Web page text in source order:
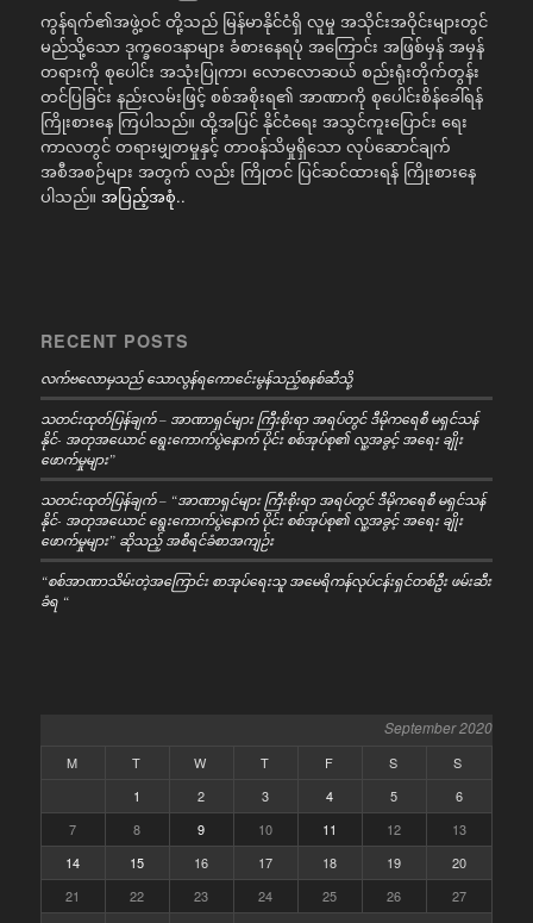
ကွန်ရက်၏အဖွဲ့ဝင် တို့သည် မြန်မာနိုင်ငံရှိ လူမှု အသိုင်းအဝိုင်းများတွင်
မည်သို့သော ဒုက္ခဝေဒနာများ ခံစားနေရပုံ အကြောင်း အဖြစ်မှန် အမှန်
တရားကို စုပေါင်း အသုံးပြုကာ၊ လောလောဆယ် စည်းရုံးတိုက်တွန်း
တင်ပြခြင်း နည်းလမ်းဖြင့် စစ်အစိုးရ၏ အာဏာကို စုပေါင်းစိန်ခေါ်ရန်
ကြိုးစားနေ ကြပါသည်။ ထို့အပြင် နိုင်ငံရေး အသွင်ကူးပြောင်း ရေး
ကာလတွင် တရားမျှတမှုနှင့် တာဝန်သိမှုရှိသော လုပ်ဆောင်ချက်
အစီအစဉ်များ အတွက် လည်း ကြိုတင် ပြင်ဆင်ထားရန် ကြိုးစားနေ
ပါသည်။ အပြည့်အစုံ..
RECENT POSTS
လက်ဗလောမှသည် သောလွန်ရကောင်ေးမွန်သည့်စနစ်ဆီသို့
သတင်းထုတ်ပြန်ချက် – အာဏာရှင်များ ကြီးစိုးရာ အရပ်တွင် ဒီမိုကရေစီ မရှင်သန်
နိုင်- အတုအယောင် ရွေးကောက်ပွဲနောက် ပိုင်း စစ်အုပ်စု၏ လူ့အခွင့် အရေး ချိုး
ဖောက်မှုများ”
သတင်းထုတ်ပြန်ချက် – “အာဏာရှင်များ ကြီးစိုးရာ အရပ်တွင် ဒီမိုကရေစီ မရှင်သန်
နိုင်- အတုအယောင် ရွေးကောက်ပွဲနောက် ပိုင်း စစ်အုပ်စု၏ လူ့အခွင့် အရေး ချိုး
ဖောက်မှုများ” ဆိုသည့် အစီရင်ခံစာအကျဉ်း
“စစ်အာဏာသိမ်းတဲ့အကြောင်း စာအုပ်ရေးသူ အမေရိကန်လုပ်ငန်းရှင်တစ်ဦး ဖမ်းဆီး
ခံရ “
September 2020
M T W T F S
S
1
2 3 4 5
6
7
8 9 10 11 12
13
14
15 16 17 18 19
20
21
22 23 24 25 26
27